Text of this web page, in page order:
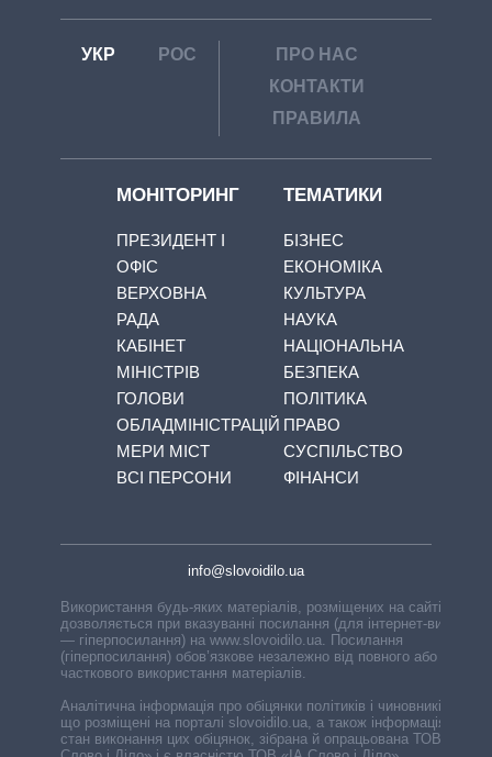
УКР РОС
ПРО НАС
КОНТАКТИ
ПРАВИЛА
МОНІТОРИНГ
ПРЕЗИДЕНТ І
ОФІС
ВЕРХОВНА
РАДА
КАБІНЕТ
МІНІСТРІВ
ГОЛОВИ
ОБЛАДМІНІСТРАЦІЙ
МЕРИ МІСТ
ВСІ ПЕРСОНИ
ТЕМАТИКИ
БІЗНЕС
ЕКОНОМІКА
КУЛЬТУРА
НАУКА
НАЦІОНАЛЬНА
БЕЗПЕКА
ПОЛІТИКА
ПРАВО
СУСПІЛЬСТВО
ФІНАНСИ
info@slovoidilo.ua
Використання будь-яких матеріалів, розміщених на сайті,
дозволяється при вказуванні посилання (для інтернет-видань
— гіперпосилання) на www.slovoidilo.ua. Посилання
(гіперпосилання) обов’язкове незалежно від повного або
часткового використання матеріалів.
Аналітична інформація про обіцянки політиків і чиновників,
що розміщені на порталі slovoidilo.ua, а також інформація про
стан виконання цих обіцянок, зібрана й опрацьована ТОВ «ІА